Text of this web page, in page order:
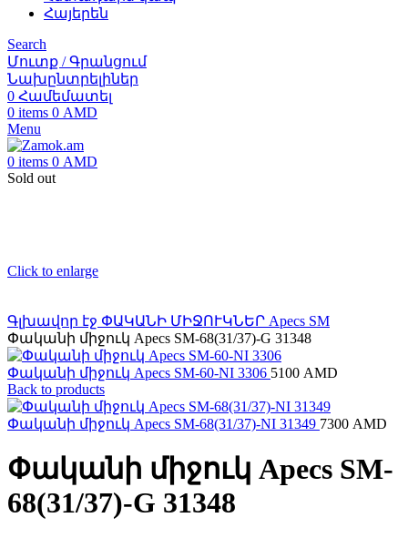
Հայերեն
Search
Մուտք / Գրանցում
Նախընտրելիներ
0 Համեմատել
0 items 0 AMD
Menu
0 items 0 AMD
Sold out
Click to enlarge
Գլխավոր էջ ՓԱԿԱՆԻ ՄԻՋՈՒԿՆԵՐ Apecs SM
Փականի միջուկ Apecs SM-68(31/37)-G 31348
Փականի միջուկ Apecs SM-60-NI 3306 5100 AMD
Back to products
Փականի միջուկ Apecs SM-68(31/37)-NI 31349 7300 AMD
Փականի միջուկ Apecs SM-
68(31/37)-G 31348